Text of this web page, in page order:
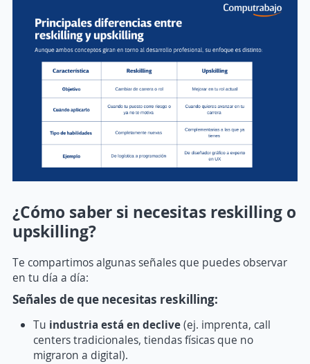
¿Cómo saber si necesitas reskilling o
upskilling?
Te compartimos algunas señales que puedes observar
en tu día a día:
Señales de que necesitas reskilling:
Tu industria está en declive(ej. imprenta, call
centers tradicionales, tiendas físicas que no
migraron a digital).